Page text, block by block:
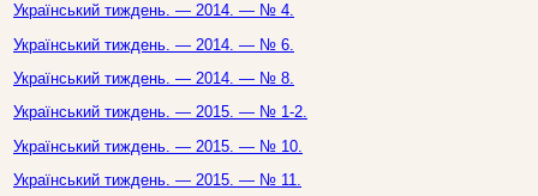
Український тиждень. — 2014. — № 4.
Український тиждень. — 2014. — № 6.
Український тиждень. — 2014. — № 8.
Український тиждень. — 2015. — № 1-2.
Український тиждень. — 2015. — № 10.
Український тиждень. — 2015. — № 11.